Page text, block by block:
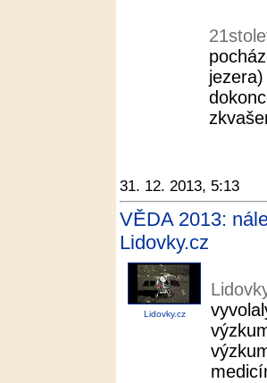
31. 12. 2013, 5:13
VĚDA 2013:
Lidovky.cz
Lidovky.cz